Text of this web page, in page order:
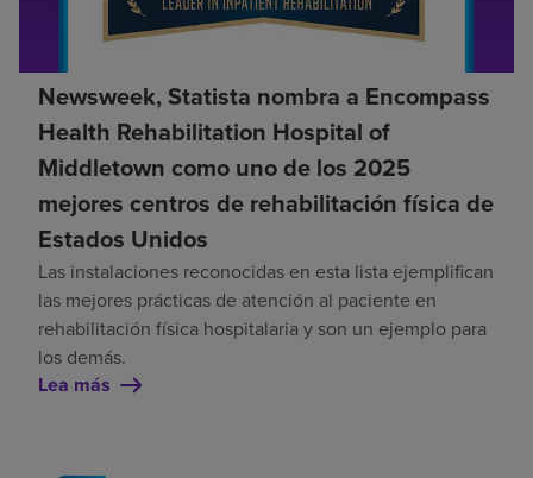
Newsweek, Statista nombra a Encompass
Health Rehabilitation Hospital of
Middletown como uno de los 2025
mejores centros de rehabilitación física de
Estados Unidos
Las instalaciones reconocidas en esta lista ejemplifican
las mejores prácticas de atención al paciente en
rehabilitación física hospitalaria y son un ejemplo para
los demás.
Lea más